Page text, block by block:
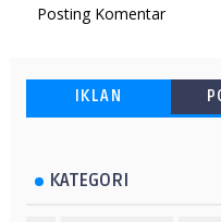
Posting Komentar
IKLAN
KATEGORI